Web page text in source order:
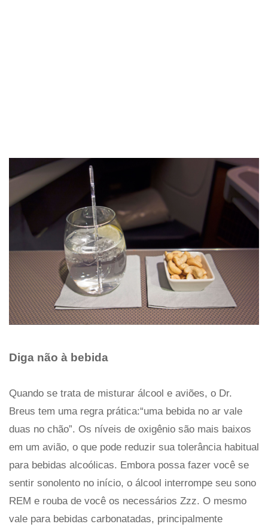
Diga não à bebida
Quando se trata de misturar álcool e aviões, o Dr.
Breus tem uma regra prática:“uma bebida no ar vale
duas no chão”. Os níveis de oxigênio são mais baixos
em um avião, o que pode reduzir sua tolerância habitual
para bebidas alcoólicas. Embora possa fazer você se
sentir sonolento no início, o álcool interrompe seu sono
REM e rouba de você os necessários Zzz. O mesmo
vale para bebidas carbonatadas, principalmente